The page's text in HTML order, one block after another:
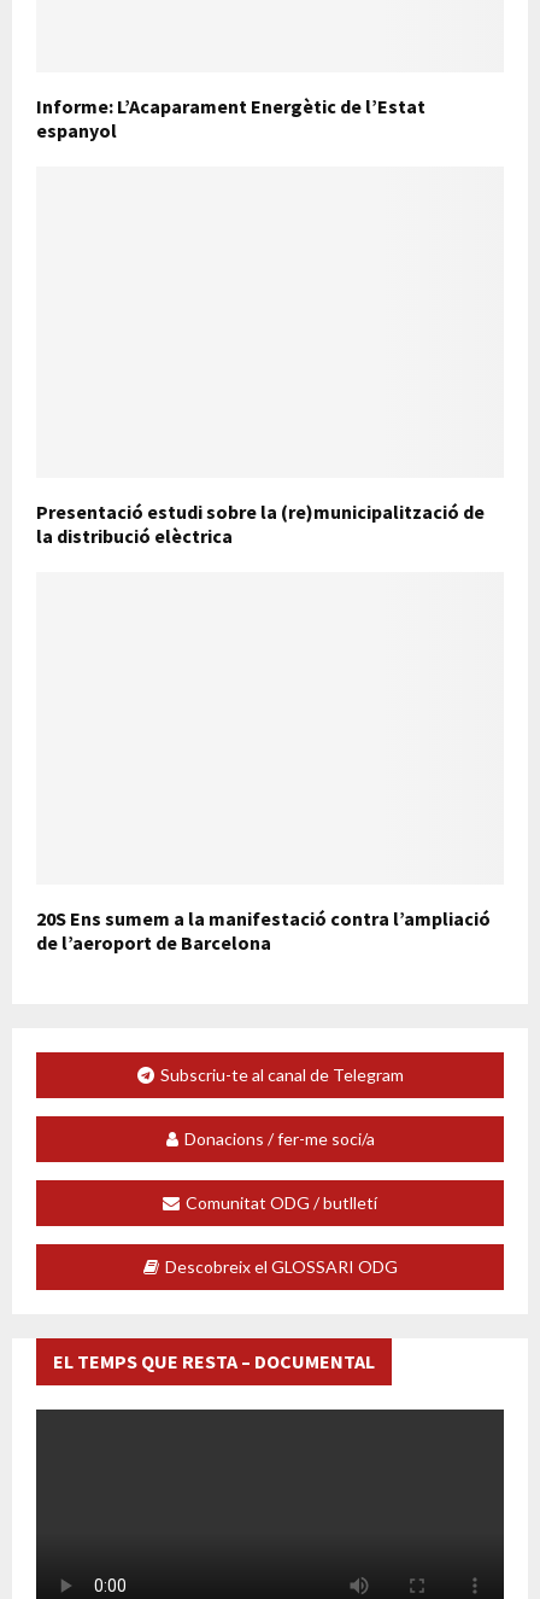
Informe: L’Acaparament Energètic de l’Estat
espanyol
Presentació estudi sobre la (re)municipalització de
la distribució elèctrica
20S Ens sumem a la manifestació contra l’ampliació
de l’aeroport de Barcelona
Subscriu-te al canal de Telegram
Donacions / fer-me soci/a
Comunitat ODG / butlletí
Descobreix el GLOSSARI ODG
EL TEMPS QUE RESTA – DOCUMENTAL